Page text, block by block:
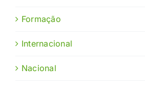
Formação
Internacional
Nacional